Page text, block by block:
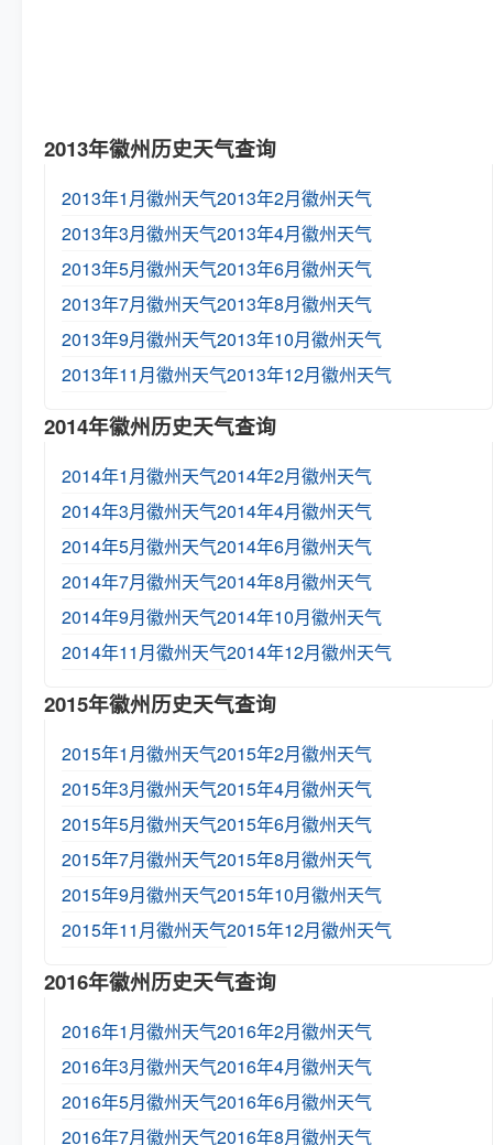
2013年徽州历史天气查询
2013年1月徽州天气2013年2月徽州天气
2013年3月徽州天气2013年4月徽州天气
2013年5月徽州天气2013年6月徽州天气
2013年7月徽州天气2013年8月徽州天气
2013年9月徽州天气2013年10月徽州天气
2013年11月徽州天气2013年12月徽州天气
2014年徽州历史天气查询
2014年1月徽州天气2014年2月徽州天气
2014年3月徽州天气2014年4月徽州天气
2014年5月徽州天气2014年6月徽州天气
2014年7月徽州天气2014年8月徽州天气
2014年9月徽州天气2014年10月徽州天气
2014年11月徽州天气2014年12月徽州天气
2015年徽州历史天气查询
2015年1月徽州天气2015年2月徽州天气
2015年3月徽州天气2015年4月徽州天气
2015年5月徽州天气2015年6月徽州天气
2015年7月徽州天气2015年8月徽州天气
2015年9月徽州天气2015年10月徽州天气
2015年11月徽州天气2015年12月徽州天气
2016年徽州历史天气查询
2016年1月徽州天气2016年2月徽州天气
2016年3月徽州天气2016年4月徽州天气
2016年5月徽州天气2016年6月徽州天气
2016年7月徽州天气2016年8月徽州天气